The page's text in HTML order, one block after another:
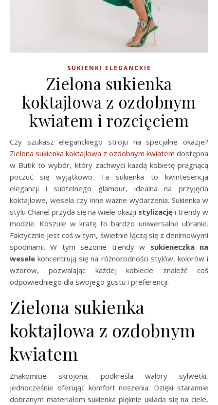
SUKIENKI ELEGANCKIE
Zielona sukienka
koktajlowa z ozdobnym
kwiatem i rozcięciem
Czy szukasz eleganckiego stroju na specjalne okazje?
Zielona sukienka koktajlowa z ozdobnym kwiatem dostępna
w Butik to wybór, który zachwyci każdą kobietę pragnącą
poczuć się wyjątkowo. Ta sukienka to kwintesencja
elegancji i subtelnego glamour, idealna na przyjęcia
koktajlowe, wesela czy inne ważne wydarzenia. Sukienka w
stylu Chanel przyda się na wiele okazji stylizację i trendy w
modzie. Koszule w kratę to bardzo uniwersalne ubranie.
Faktycznie jest coś w tym, świetnie łączą się z denimowymi
spodniami. W tym sezonie trendy w sukieneczka na
wesele koncentrują się na różnorodności stylów, kolorów i
wzorów, pozwalając każdej kobiecie znaleźć coś
odpowiedniego dla swojego gustu i preferencji.
Zielona sukienka
koktajlowa z ozdobnym
kwiatem
Znakomicie skrojona, podkreśla walory sylwetki,
jednocześnie oferując komfort noszenia. Dzięki starannie
dobranym materiałom sukienka pięknie układa się na ciele,